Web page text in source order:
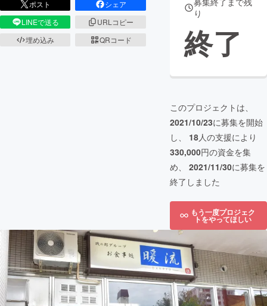
ポスト
シェア
LINEで送る
URLコピー
埋め込み
QRコード
り
終了
このプロジェクトは、
2021/10/23に募集を開始
し、 18人の支援により
330,000円の資金を集
め、 2021/11/30に募集を
終了しました
もう一度プロジェク
トをやってほしい